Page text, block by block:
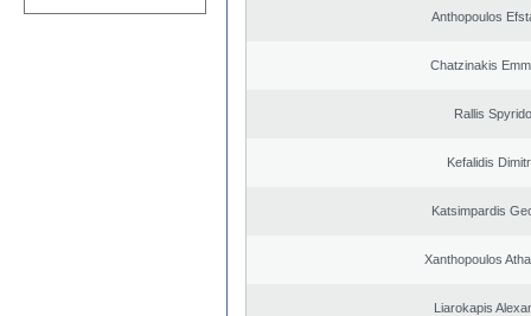
Anthopoulos
Chatzinakis
Rallis
Kefalidis
Katsimpardis
Xanthopoulos
Liarokapis